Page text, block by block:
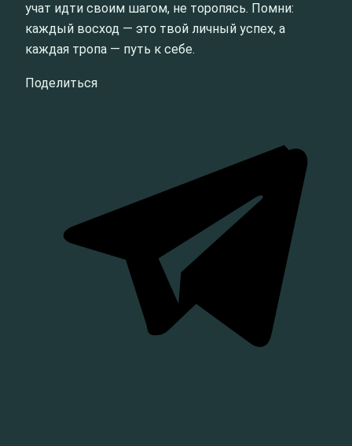
учат идти своим шагом, не торопясь. Помни:
каждый восход — это твой личный успех, а
каждая тропа — путь к себе.
Поделиться